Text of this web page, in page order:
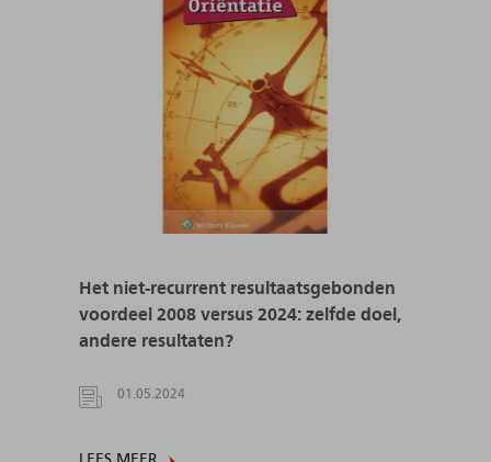
Het niet-recurrent resultaatsgebonden
voordeel 2008 versus 2024: zelfde doel,
andere resultaten?
01.05.2024